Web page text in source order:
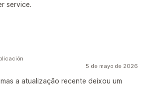
service.
5 de mayo de 2026
a atualização recente deixou um